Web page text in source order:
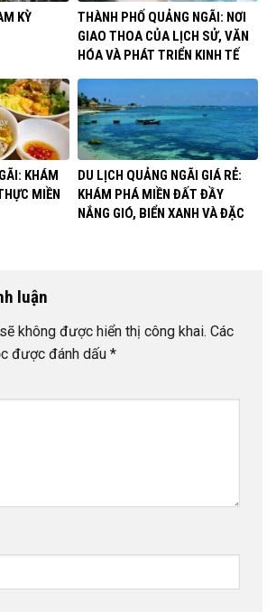
KỲ
THÀNH PHỐ QUẢNG NGÃI: NƠI
GIAO THOA CỦA LỊCH SỬ, VĂN
HÓA VÀ PHÁT TRIỂN KINH TẾ
KHÁM
MIỀN
DU LỊCH QUẢNG NGÃI GIÁ RẺ:
KHÁM PHÁ MIỀN ĐẤT ĐẦY
NẮNG GIÓ, BIỂN XANH VÀ ĐẶC
luận
không được hiển thị công khai. Các
được đánh dấu *